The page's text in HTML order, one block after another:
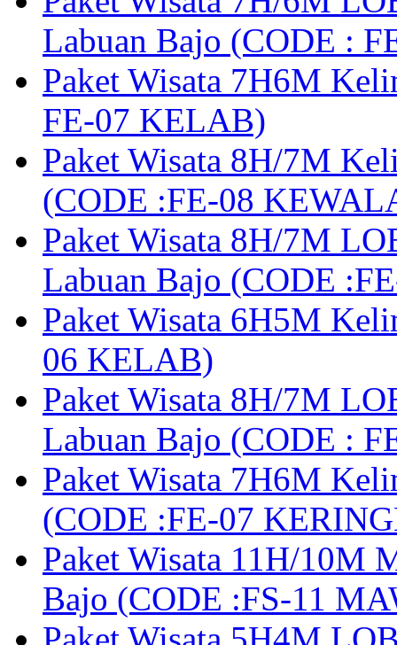
Labuan Bajo (CODE :
Paket Wisata 7H6M
FE-07 KELAB)
Paket Wisata 8H/7M
(CODE :FE-08
Paket Wisata 8H/7M
Labuan Bajo (CODE
Paket Wisata 6H5M
06 KELAB)
Paket Wisata 8H/7M
Labuan Bajo (CODE :
Paket Wisata 7H6M
(CODE :FE-07
Paket Wisata 11H/10M
Bajo (CODE :FS-11